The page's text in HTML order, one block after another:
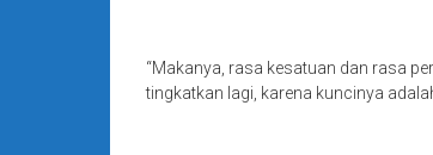
“Makanya, rasa kesatuan dan rasa
tingkatkan lagi, karena kuncinya